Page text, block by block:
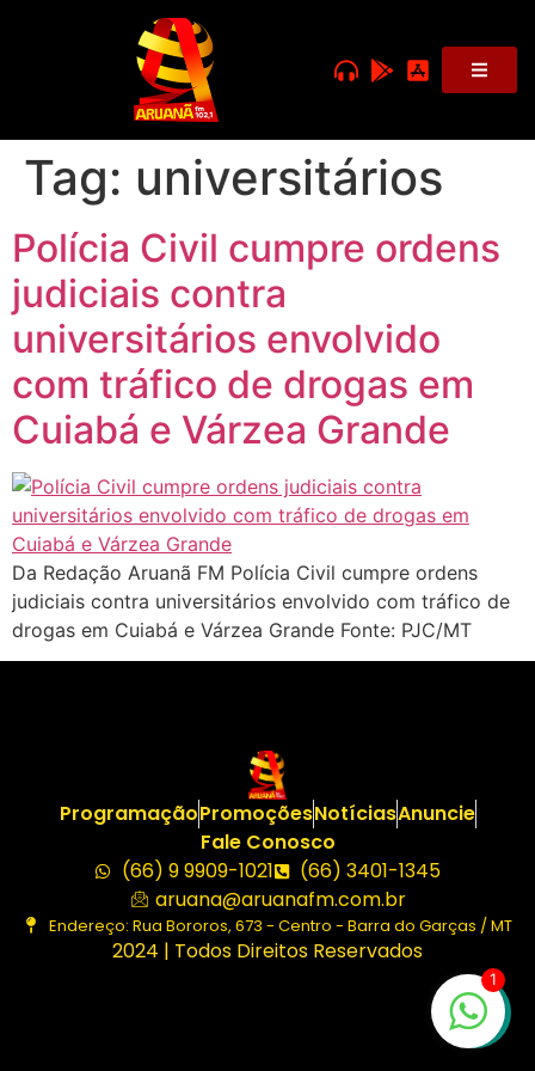
Tag: universitários
Polícia Civil cumpre ordens
judiciais contra
universitários envolvido
com tráfico de drogas em
Cuiabá e Várzea Grande
Da Redação Aruanã FM Polícia Civil cumpre ordens
judiciais contra universitários envolvido com tráfico de
drogas em Cuiabá e Várzea Grande Fonte: PJC/MT
ProgramaçãoPromoçõesNotíciasAnuncie
Fale Conosco
(66) 9 9909-1021
(66) 3401-1345
aruana@aruanafm.com.br
Endereço: Rua Bororos, 673 - Centro - Barra do Garças / MT
2024 | Todos Direitos Reservados
1